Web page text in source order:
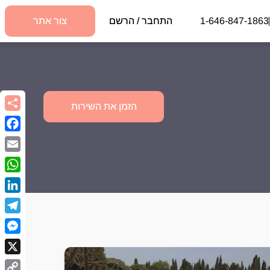
1-646-847-1863 התחבר / הרשם צור אתר
הזמן את השירות
X